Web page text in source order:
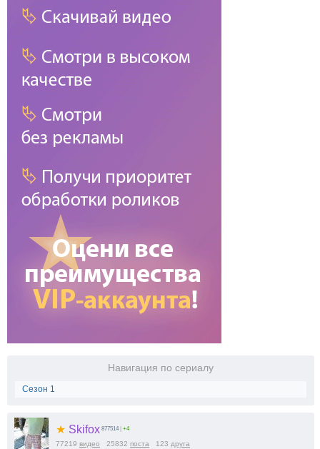
Навигация по сериалу
Сезон 1
★ Skifox 877514 +4
77219 видео 25832 поста 123 друга